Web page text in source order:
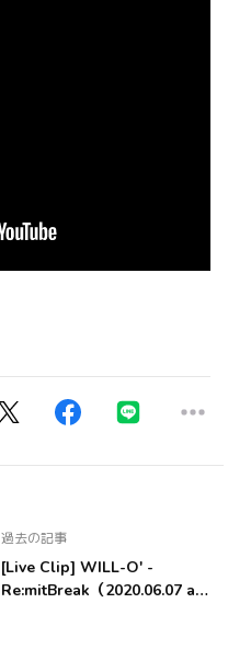
過去の記事
[Live Clip] WILL-O' -
Re:mitBreak（2020.06.07 at